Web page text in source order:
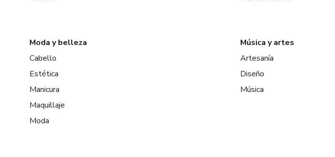
Moda y belleza
Cabello
Estética
Manicura
Maquillaje
Moda
Música y artes
Artesanía
Diseño
Música